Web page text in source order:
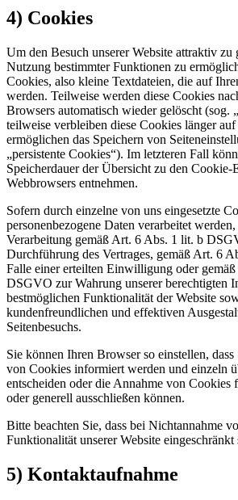
4) Cookies
Um den Besuch unserer Website attraktiv zu
Nutzung bestimmter Funktionen zu
Cookies, also kleine Textdateien, die auf
werden. Teilweise werden diese Cookies
Browsers automatisch wieder gelöscht (sog.
teilweise verbleiben diese Cookies länger
ermöglichen das Speichern von
„persistente Cookies“). Im letzteren Fall
Speicherdauer der Übersicht zu den Cookie-
Webbrowsers entnehmen.
Sofern durch einzelne von uns eingesetzte
personenbezogene Daten verarbeitet
Verarbeitung gemäß Art. 6 Abs. 1 lit. b
Durchführung des Vertrages, gemäß Art. 6
Falle einer erteilten Einwilligung oder
DSGVO zur Wahrung unserer berechtigten
bestmöglichen Funktionalität der Website
kundenfreundlichen und effektiven
Seitenbesuchs.
Sie können Ihren Browser so einstellen, dass
von Cookies informiert werden und einzeln
entscheiden oder die Annahme von Cookies
oder generell ausschließen können.
Bitte beachten Sie, dass bei Nichtannahme
Funktionalität unserer Website eingeschränkt
5) Kontaktaufnahme